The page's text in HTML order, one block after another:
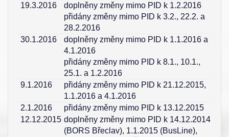
19.3.2016
doplněny změny mimo PID k 1.2.2016
přidány změny mimo PID k 3.2., 22.2. a
28.2.2016
30.1.2016
doplněny změny mimo PID k 1.1.2016 a
4.1.2016
přidány změny mimo PID k 8.1., 10.1.,
25.1. a 1.2.2016
9.1.2016
přidány změny mimo PID k 21.12.2015,
1.1.2016 a 4.1.2016
2.1.2016
přidány změny mimo PID k 13.12.2015
12.12.2015 doplněny změny mimo PID k 14.12.2014
(BORS Břeclav), 1.1.2015 (BusLine),